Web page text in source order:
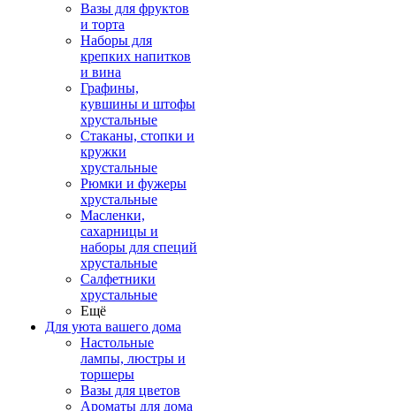
Вазы для фруктов
и торта
Наборы для
крепких напитков
и вина
Графины,
кувшины и штофы
хрустальные
Стаканы, стопки и
кружки
хрустальные
Рюмки и фужеры
хрустальные
Масленки,
сахарницы и
наборы для специй
хрустальные
Салфетники
хрустальные
Ещё
Для уюта вашего дома
Настольные
лампы, люстры и
торшеры
Вазы для цветов
Ароматы для дома